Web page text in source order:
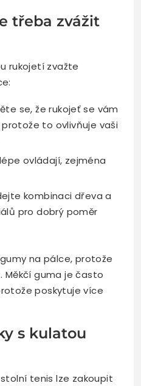
třeba zvážit
rukojetí zvažte
se, že rukojeť se vám
to ovlivňuje vaši
ovládají, zejména
kombinaci dřeva a
pro dobrý poměr
na pálce, protože
Měkčí guma je často
poskytuje více
s kulatou
tenis lze zakoupit